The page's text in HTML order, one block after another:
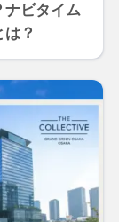
ナビタイム
？